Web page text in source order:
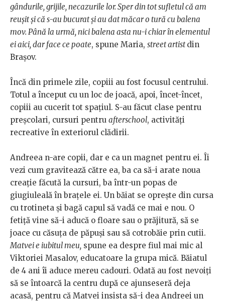
gândurile, grijile, necazurile lor. Sper din tot sufletul că am
reușit și că s-au bucurat și au dat măcar o tură cu balena
mov. Până la urmă, nici balena asta nu-i chiar în elementul
ei aici, dar face ce poate, spune Maria, street artistdin
Brașov.
Încă din primele zile, copiii au fost focusul centrului.
Totul a început cu un loc de joacă, apoi, încet-încet,
copiii au cucerit tot spațiul. S-au făcut clase pentru
preșcolari, cursuri pentru afterschool, activități
recreative în exteriorul clădirii.
Andreea n-are copii, dar e ca un magnet pentru ei. Îi
vezi cum gravitează către ea, ba ca să-i arate noua
creație făcută la cursuri, ba într-un popas de
giugiuleală în brațele ei. Un băiat se oprește din cursa
cu trotineta și bagă capul să vadă ce mai e nou. O
fetiță vine să-i aducă o floare sau o prăjitură, să se
joace cu căsuța de păpuși sau să cotrobăie prin cutii.
Matvei e iubitul meu, spune ea despre fiul mai mic al
Viktoriei Masalov, educatoare la grupa mică. Băiatul
de 4 ani îi aduce mereu cadouri. Odată au fost nevoiți
să se întoarcă la centru după ce ajunseseră deja
acasă, pentru că Matvei insista să-i dea Andreei un